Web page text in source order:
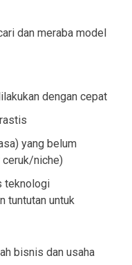
dan meraba model
dengan cepat
yang belum
ceruk/niche)
teknologi
tuntutan untuk
bisnis dan usaha